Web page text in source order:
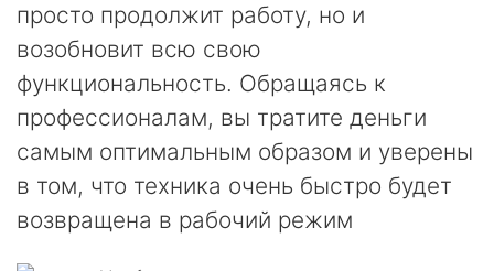
просто продолжит работу, но и
возобновит всю свою
функциональность. Обращаясь к
профессионалам, вы тратите деньги
самым оптимальным образом и уверены
в том, что техника очень быстро будет
возвращена в рабочий режим